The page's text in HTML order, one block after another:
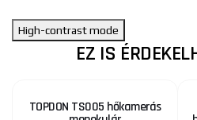
High-contrast mode
EZ IS
TOPDON TS005 hőkamerás